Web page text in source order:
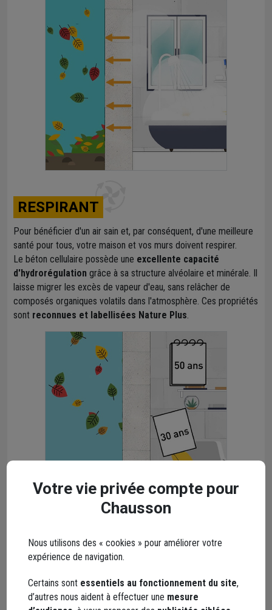
RESPIRANT
Pour bénéficier d'un air sain et, par conséquent, d'une meilleure
santé pour tous, votre maison et vos murs doivent respirer.
Le béton cellulaire possède une excellente capacité
d'hydrorégulation grâce à sa structure alvéolaire et minérale. Il
laisse migrer les excès de vapeur d'eau, sans relâcher de
composés organiques volatils dans l'atmosphère. Ces propriétés
sont reconnues et labellisées Nature Plus.
DURABLE
étonnante légèreté. Il est capable de faire face à tous types
d'agressions, allant des intempéries aux sinistres, tout en
Votre vie privée compte pour
Chausson
Nous utilisons des « cookies » pour améliorer votre
expérience de navigation.
Certains sont essentiels au fonctionnement du site,
d’autres nous aident à effectuer une mesure